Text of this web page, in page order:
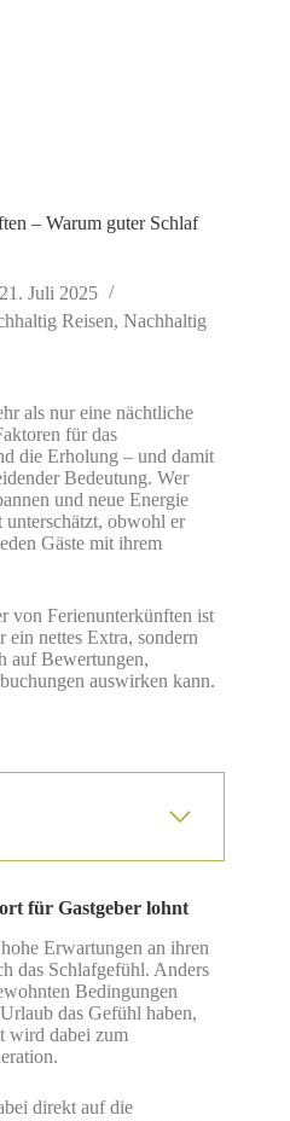
– Warum guter Schlaf
21. Juli 2025
Reisen, Nachhaltig
als nur eine nächtliche
für das
die Erholung – und damit
Bedeutung. Wer
und neue Energie
obwohl er
Gäste mit ihrem
von Ferienunterkünften ist
nettes Extra, sondern
auf Bewertungen,
auswirken kann.
für Gastgeber lohnt
Erwartungen an ihren
das Schlafgefühl. Anders
Bedingungen
das Gefühl haben,
wird dabei zum
direkt auf die